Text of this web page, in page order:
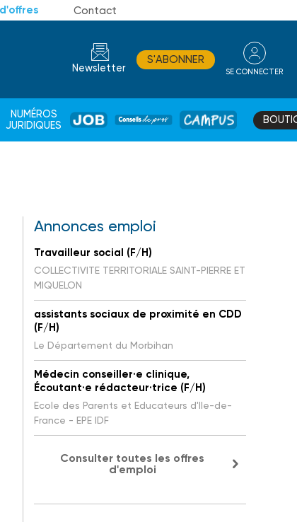
Contact
Newsletter
S'ABONNER
SE CONNECTER
NUMÉROS
JURIDIQUES
JOB
DE
CAMPUS
Annonces emploi
Travailleur social (F/H)
COLLECTIVITE TERRITORIALE SAINT-PIERRE ET
MIQUELON
assistants sociaux de proximité en CDD
(F/H)
Le Département du Morbihan
Médecin conseiller·e clinique,
Écoutant·e rédacteur·trice (F/H)
Ecole des Parents et Educateurs d'Ile-de-
France - EPE IDF
Consulter toutes les offres
d'emploi